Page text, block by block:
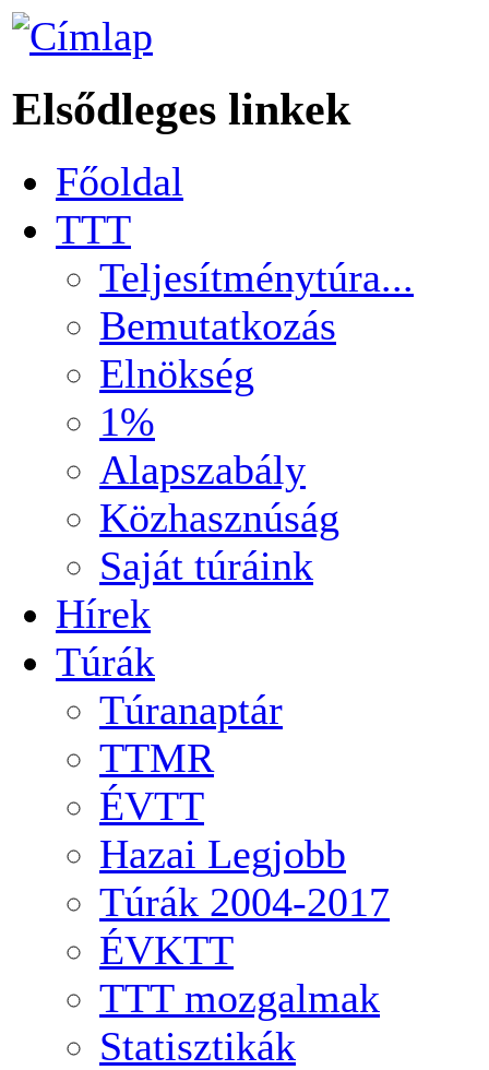
Elsődleges linkek
Főoldal
TTT
Teljesítménytúra...
Bemutatkozás
Elnökség
1%
Alapszabály
Közhasznúság
Saját túráink
Hírek
Túrák
Túranaptár
TTMR
ÉVTT
Hazai Legjobb
Túrák 2004-2017
ÉVKTT
TTT mozgalmak
Statisztikák